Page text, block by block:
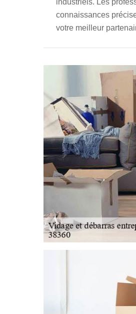
industriels. Les
connaissances
votre meilleur